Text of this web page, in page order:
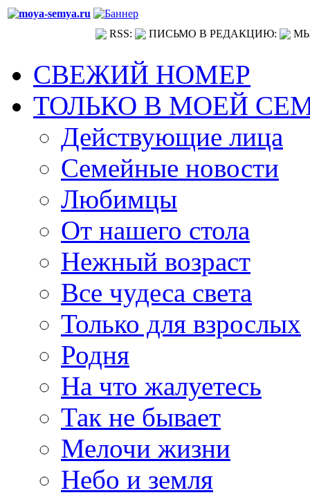
RSS: ПИСЬМО В РЕДАКЦИЮ:
СВЕЖИЙ НОМЕР
ТОЛЬКО В МОЕЙ
Действующие лица
Семейные новости
Любимцы
От нашего стола
Нежный возраст
Все чудеса света
Только для взрослых
Родня
На что жалуетесь
Так не бывает
Мелочи жизни
Небо и земля